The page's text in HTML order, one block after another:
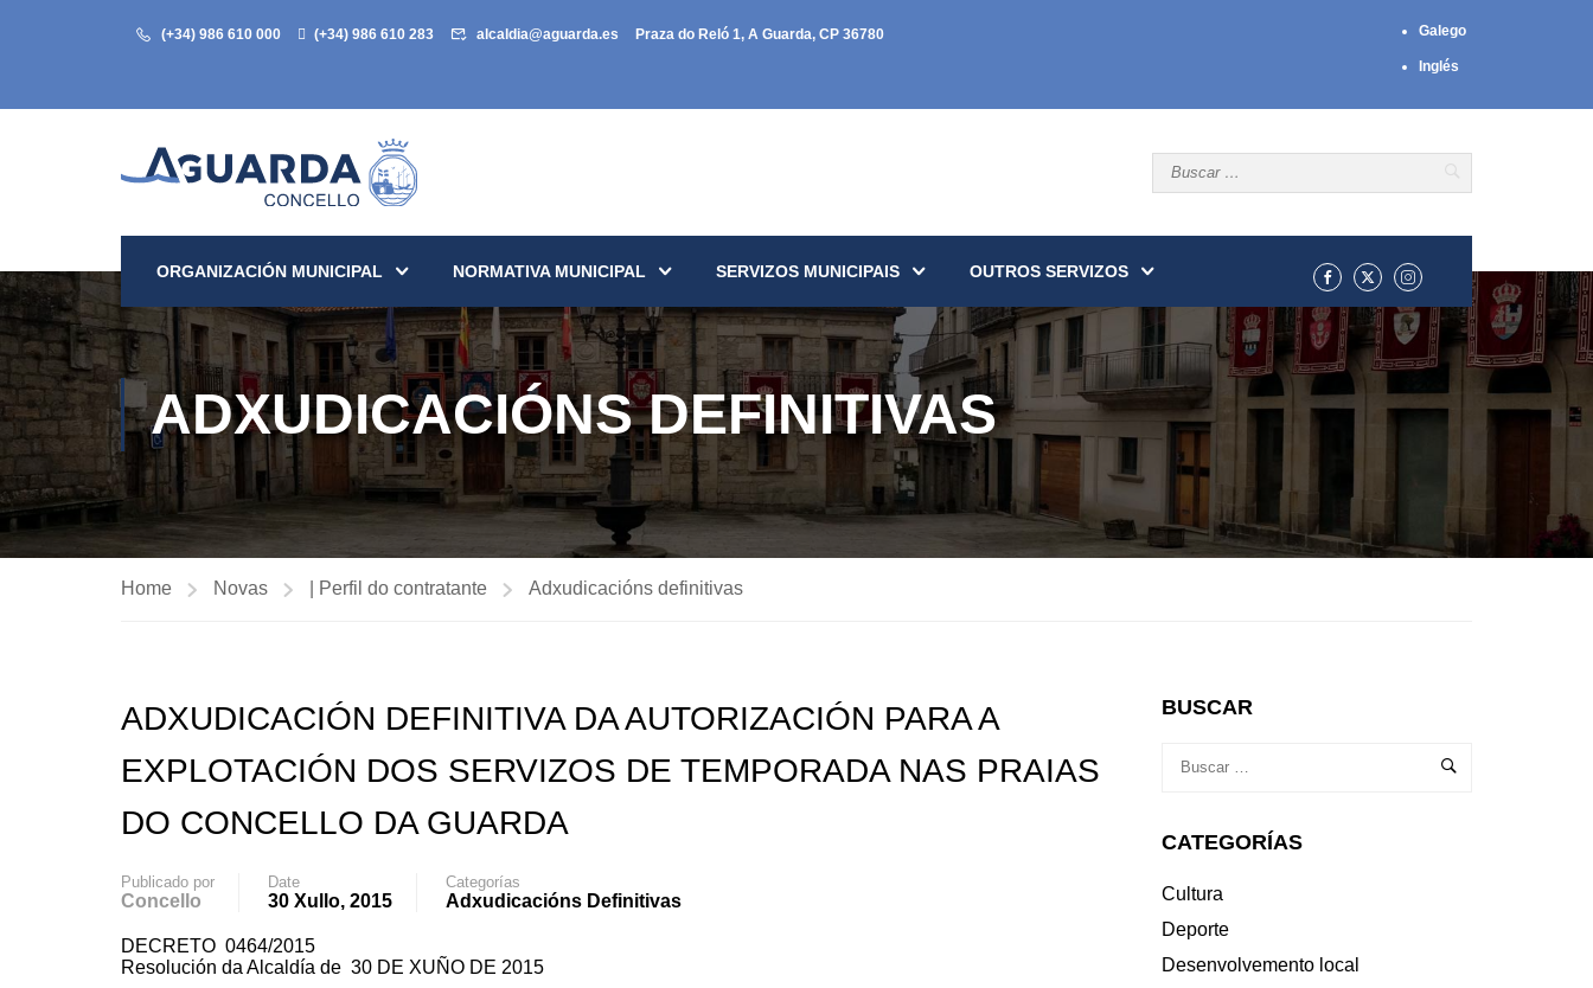
(+34) 986 610 000 (+34) 986 610 283 alcaldia@aguarda.es Praza do Reló 1, A Guarda, CP 36780 Galego
Inglés
ORGANIZACIÓN MUNICIPAL NORMATIVA MUNICIPAL SERVIZOS MUNICIPAIS OUTROS SERVIZOS
ADXUDICACIÓNS DEFINITIVAS
Home Novas | Perfil do contratante Adxudicacións definitivas
ADXUDICACIÓN DEFINITIVA DA AUTORIZACIÓN PARA A
EXPLOTACIÓN DOS SERVIZOS DE TEMPORADA NAS PRAIAS
DO CONCELLO DA GUARDA
Publicado por
Concello
Date
30 Xullo, 2015
Categorías
Adxudicacións Definitivas
DECRETO 0464/2015
Resolución da Alcaldía de 30 DE XUÑO DE 2015
BUSCAR
CATEGORÍAS
Cultura
Deporte
Desenvolvemento local